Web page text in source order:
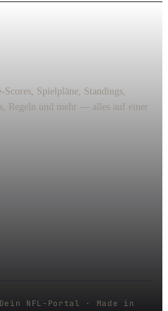
Spielpläne, Standings,
Regeln und mehr — alles auf einer
NFL-Portal · Made in